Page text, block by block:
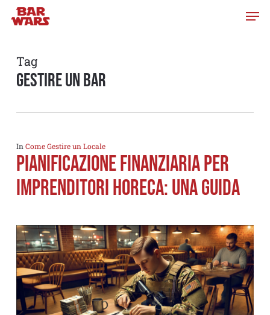
Skip
content
Tag
gestire un bar
In Come Gestire un Locale
Pianificazione finanziaria per
imprenditori Horeca: una guida